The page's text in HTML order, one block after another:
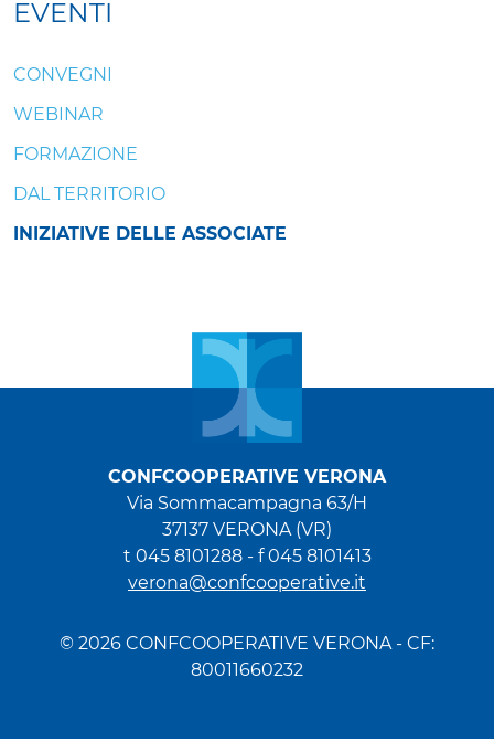
EVENTI
CONVEGNI
WEBINAR
FORMAZIONE
DAL TERRITORIO
INIZIATIVE DELLE ASSOCIATE
CONFCOOPERATIVE VERONA
Via Sommacampagna 63/H
37137 VERONA (VR)
t 045 8101288- f 045 8101413
verona@confcooperative.it
© 2026 CONFCOOPERATIVE VERONA - CF:
80011660232